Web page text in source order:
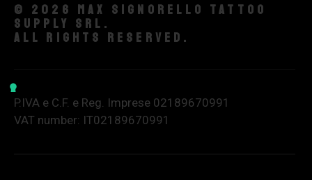
© 2026 Max Signorello Tattoo
supply srl.
All rights reserved.
P.IVA e C.F. e Reg. Imprese 02189670991
VAT number: IT02189670991